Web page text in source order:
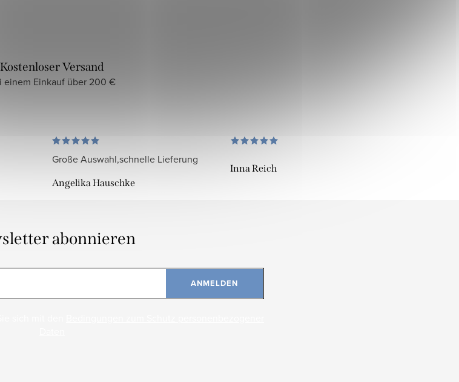
Kostenloser Versand
einem Einkauf über 200 €
Große Auswahl,schnelle Lieferung
Angelika Hauschke
Inna Reich
abonnieren
ANMELDEN